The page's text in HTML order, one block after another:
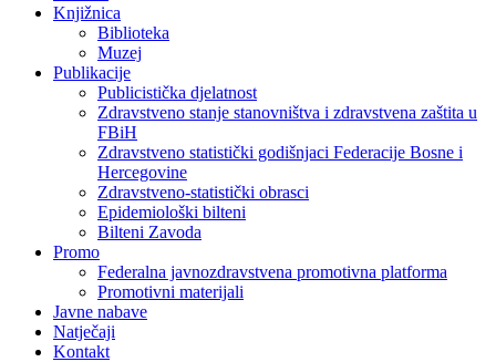
Knjižnica
Biblioteka
Muzej
Publikacije
Publicistička djelatnost
Zdravstveno stanje stanovništva i zdravstvena zaštita u
FBiH
Zdravstveno statistički godišnjaci Federacije Bosne i
Hercegovine
Zdravstveno-statistički obrasci
Epidemiološki bilteni
Bilteni Zavoda
Promo
Federalna javnozdravstvena promotivna platforma
Promotivni materijali
Javne nabave
Natječaji
Kontakt